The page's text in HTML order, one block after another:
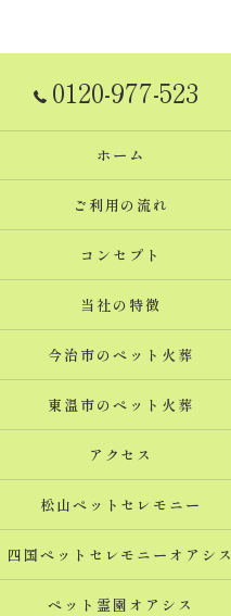
0120-977-523
ホーム
ご利用の流れ
コンセプト
当社の特徴
今治市のペット火葬
東温市のペット火葬
アクセス
松山ペットセレモニー
四国ペットセレモニーオアシス
ペット霊園オアシス